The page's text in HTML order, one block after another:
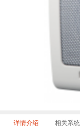
详情介绍 相关系统